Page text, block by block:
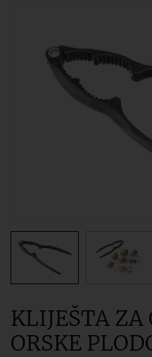
KLIJEŠTA ZA
ORSKE